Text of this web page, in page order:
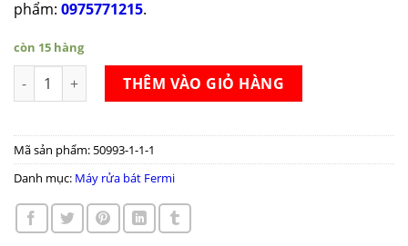
phẩm: 0975771215.
còn 15 hàng
Máy rửa bát Fermi FW003 số lượng
THÊM VÀO GIỎ HÀNG
Mã sản phẩm: 50993-1-1-1
Danh mục: Máy rửa bát Fermi